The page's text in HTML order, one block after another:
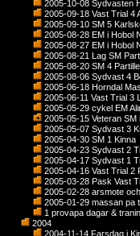
2005-10-08 Sydvasten
2005-09-18 Vast Trial 4
2005-09-10 SM 5
2005-08-28 EM i Hobol
2005-08-27 EM i Hobol
2005-08-21 Lag SM
2005-08-20 SM 4 Partille
2005-08-06 Sydvast 4
2005-06-18 Horndal
2005-06-11 Vast Trial 3
2005-05-29 cykel EM
2005-05-15 Veteran SM
2005-05-07 Sydvast 3
2005-04-30 SM 1 Kinna
2005-04-23 Sydvast 2
2005-04-17 Sydvast 1
2005-04-16 Vast Trial 2
2005-03-28 Pask Vast
2005-02-28 arsmote
2005-01-29 massan pa
1 provapa dagar &
2004
2004-11-14 Farsdag i